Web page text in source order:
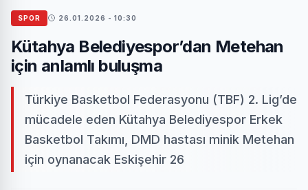
SPOR 26.01.2026 - 10:30
Kütahya Belediyespor’dan Metehan
için anlamlı buluşma
Türkiye Basketbol Federasyonu (TBF) 2. Lig’de
mücadele eden Kütahya Belediyespor Erkek
Basketbol Takımı, DMD hastası minik Metehan
için oynanacak Eskişehir 26